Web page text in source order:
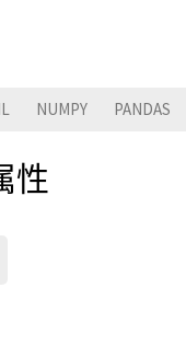
NUMPY PANDAS
性